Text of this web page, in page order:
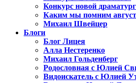
Конкурс новой
Каким мы помним
Михаил Швейцер
Блоги
Блог Лицея
Алла Нестеренко
Михаил Гольденберг
Родословная с Юлией
Видоискатель с Юлией